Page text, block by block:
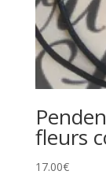
fleurs
17.00€